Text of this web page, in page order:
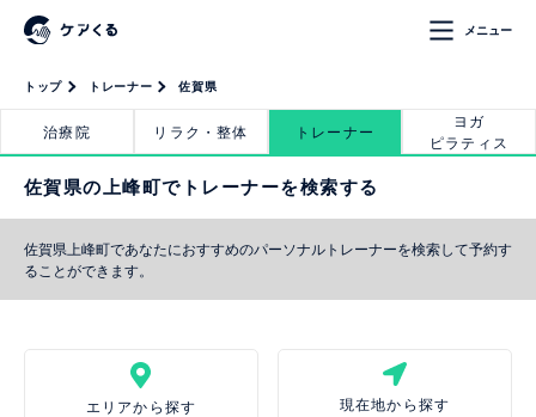
メニュー
トップ トレーナー 佐賀県
治療院 リラク・整体 トレーナー
ヨガ
ピラティス
佐賀県の上峰町でトレーナーを検索する
佐賀県上峰町であなたにおすすめのパーソナルトレーナーを検索して予約す
ることができます。
エリアから探す 現在地から探す